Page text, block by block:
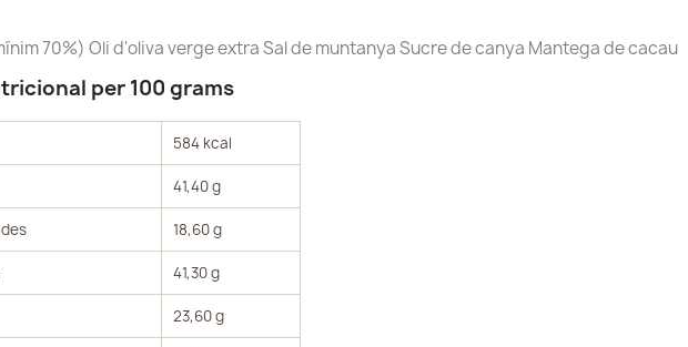
Crear una llista de desitjos
Connectar-se
70%) Oli d'oliva verge extra Sal de muntanya Sucre de canya Mantega de cacau
per 100 grams
584 kcal
41,40 g
18,60 g
41,30 g
23,60 g